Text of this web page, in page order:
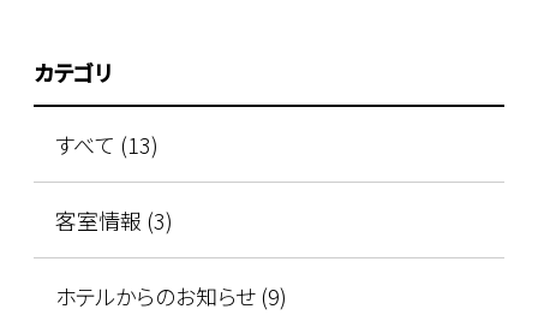
カテゴリ
すべて (13)
客室情報 (3)
ホテルからのお知らせ (9)